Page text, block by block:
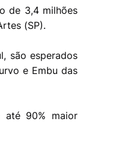
de 3,4 milhões
(SP).
são esperados
e Embu das
até 90% maior